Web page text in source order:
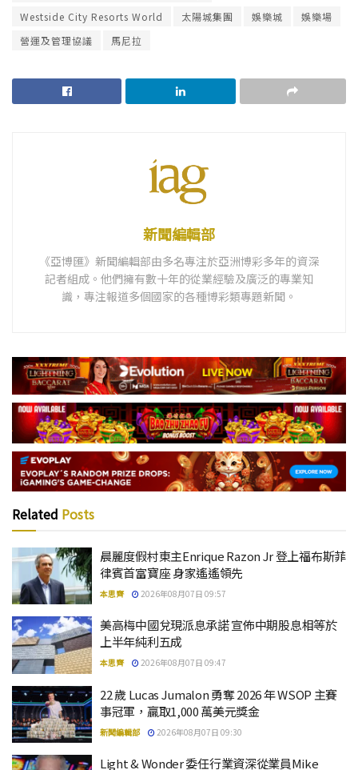
Westside City Resorts World
太陽城集團 娛樂城
娛樂場
營運及管理協議
馬尼拉
新聞編輯部
《亞博匯》新聞編輯部由多名專注於亞洲博彩多年的資深
記者組成。他們擁有數十年的從業經驗及廣泛的專業知
識，專注報道多個國家的各種博彩類專題新聞。
Related Posts
晨麗度假村東主Enrique Razon Jr 登上福布斯菲
律賓首富寶座 身家遙遙領先
本思齊 2026年08月07日 09:57
美高梅中國兌現派息承諾 宣佈中期股息相等於
上半年純利五成
本思齊 2026年08月07日 09:47
22 歲 Lucas Jumalon 勇奪 2026 年 WSOP 主賽
事冠軍，贏取1,000 萬美元獎金
新聞編輯部 2026年08月07日 09:30
Light & Wonder 委任行業資深從業員Mike